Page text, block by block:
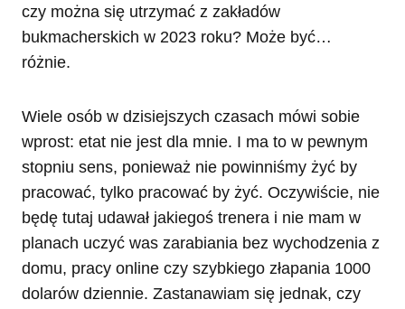
czy można się utrzymać z zakładów
bukmacherskich w 2023 roku? Może być…
różnie.
Wiele osób w dzisiejszych czasach mówi sobie
wprost: etat nie jest dla mnie. I ma to w pewnym
stopniu sens, ponieważ nie powinniśmy żyć by
pracować, tylko pracować by żyć. Oczywiście, nie
będę tutaj udawał jakiegoś trenera i nie mam w
planach uczyć was zarabiania bez wychodzenia z
domu, pracy online czy szybkiego złapania 1000
dolarów dziennie. Zastanawiam się jednak, czy